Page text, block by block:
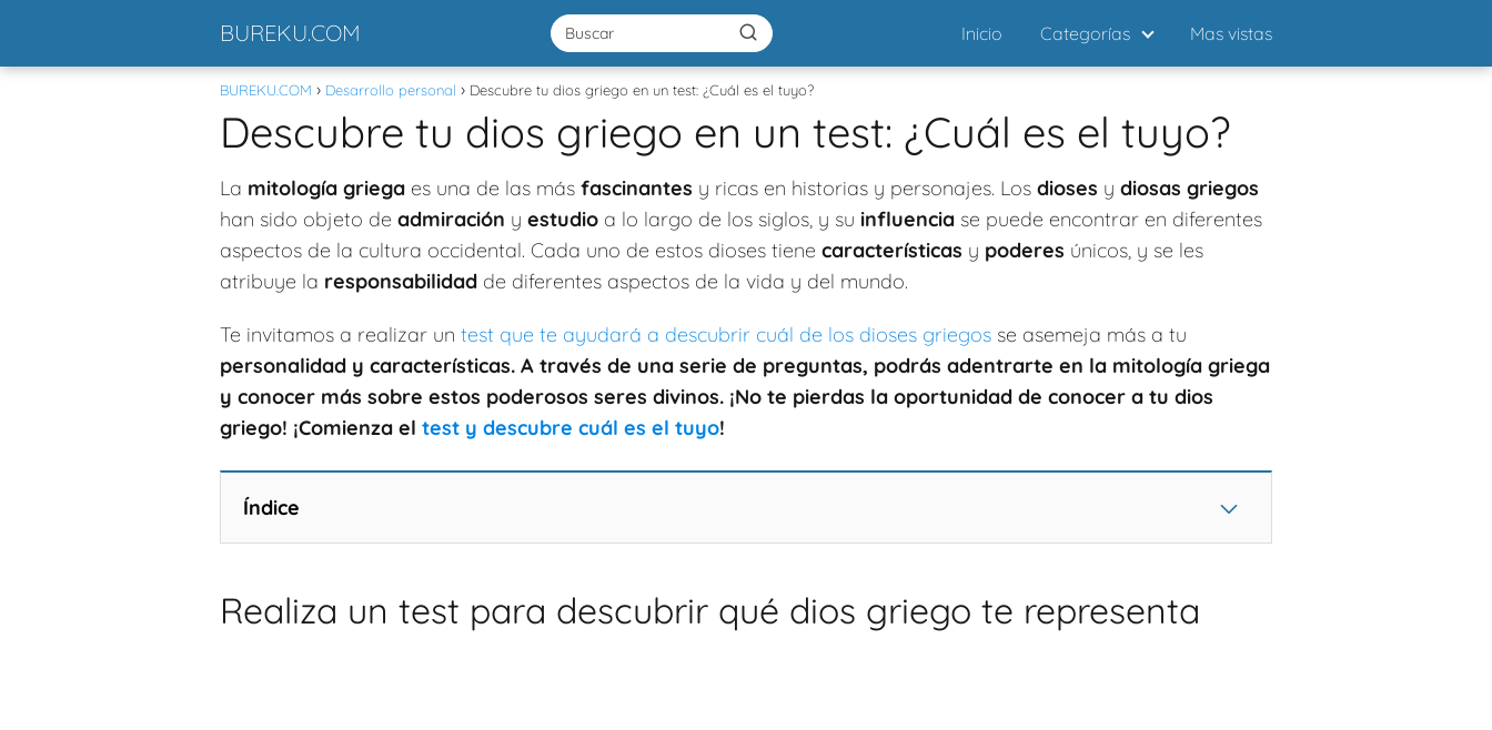
BUREKU.COM Inicio Categorías Mas vistas
BUREKU.COM Desarrollo personal Descubre tu dios griego en un test: ¿Cuál es el tuyo?
Descubre tu dios griego en un test: ¿Cuál es el tuyo?
La mitología griega es una de las más fascinantes y ricas en historias y personajes. Los dioses y diosas griegos
han sido objeto de admiración y estudio a lo largo de los siglos, y su influencia se puede encontrar en diferentes
aspectos de la cultura occidental. Cada uno de estos dioses tiene características y poderes únicos, y se les
atribuye la responsabilidad de diferentes aspectos de la vida y del mundo.
Te invitamos a realizar un test que te ayudará a descubrir cuál de los dioses griegos se asemeja más a tu
personalidad y características. A través de una serie de preguntas, podrás adentrarte en la mitología griega
y conocer más sobre estos poderosos seres divinos. ¡No te pierdas la oportunidad de conocer a tu dios
griego! ¡Comienza el test y descubre cuál es el tuyo!
Índice
Realiza un test para descubrir qué dios griego te representa